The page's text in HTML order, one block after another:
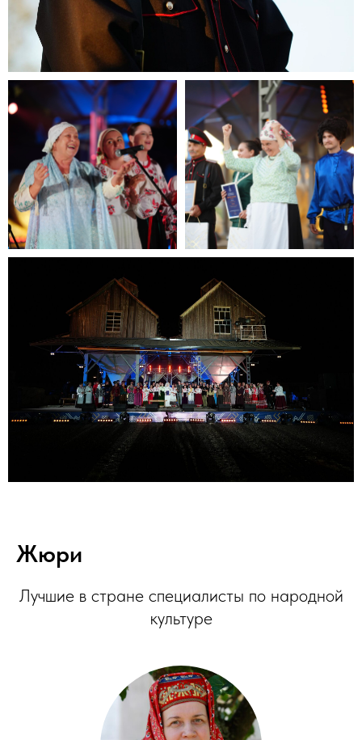
Жюри
Лучшие в стране специалисты по народной
культуре